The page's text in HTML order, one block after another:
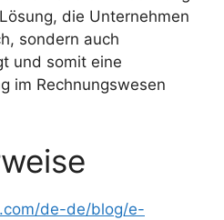
die Unternehmen
sondern auch
und somit eine
im Rechnungswesen
de-de/blog/e-